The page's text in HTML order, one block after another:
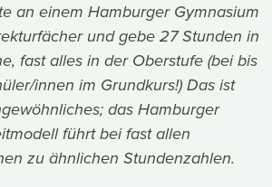
an einem Hamburger Gymnasium
und gebe 27 Stunden in
fast alles in der Oberstufe (bei bis
innen im Grundkurs!) Das ist
das Hamburger
führt bei fast allen
zu ähnlichen Stundenzahlen.